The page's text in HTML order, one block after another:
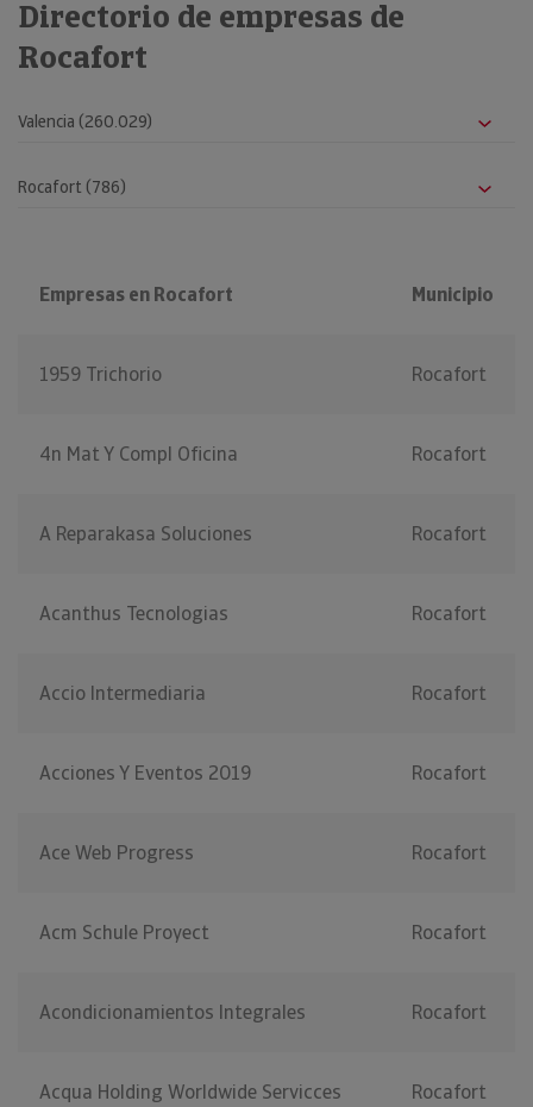
Directorio de empresas de
Rocafort
Empresas en Rocafort Municipio
1959 Trichorio Rocafort
4n Mat Y Compl Oficina Rocafort
A Reparakasa Soluciones Rocafort
Acanthus Tecnologias Rocafort
Accio Intermediaria Rocafort
Acciones Y Eventos 2019 Rocafort
Ace Web Progress Rocafort
Acm Schule Proyect Rocafort
Acondicionamientos Integrales Rocafort
Acqua Holding Worldwide Servicces Rocafort